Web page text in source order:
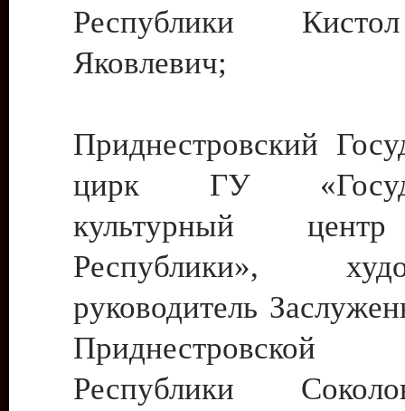
Республики
Яковлевич;
Приднестровский
цирк ГУ
культурный
Республики»,
руководитель
Приднестровской
Республики